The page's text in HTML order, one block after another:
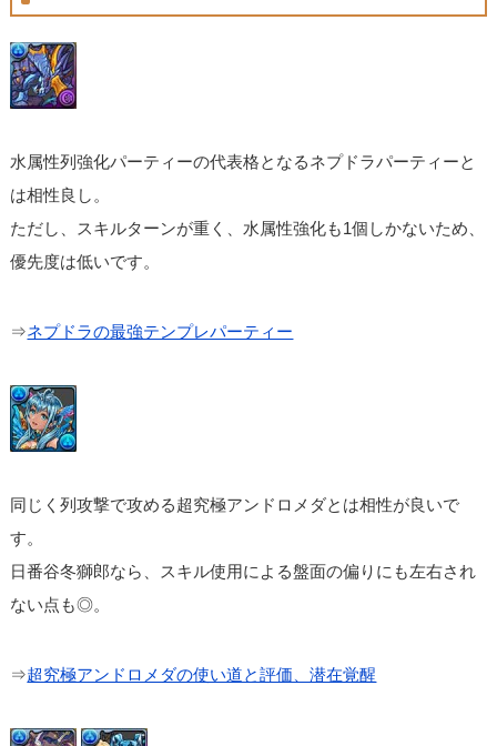
水属性列強化パーティーの代表格となるネプドラパーティーと
は相性良し。
ただし、スキルターンが重く、水属性強化も1個しかないため、
優先度は低いです。
⇒ネプドラの最強テンプレパーティー
同じく列攻撃で攻める超究極アンドロメダとは相性が良いで
す。
日番谷冬獅郎なら、スキル使用による盤面の偏りにも左右され
ない点も◎。
⇒超究極アンドロメダの使い道と評価、潜在覚醒